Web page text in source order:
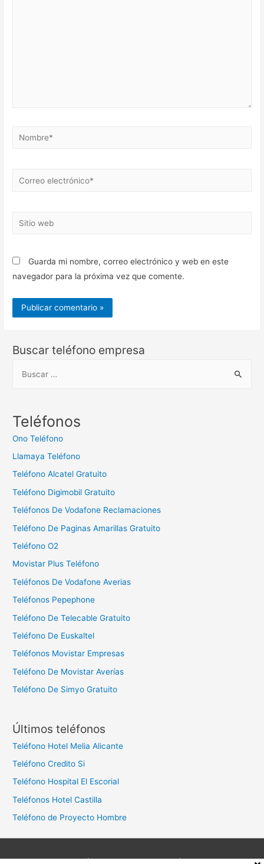
Nombre*
Correo
Sitio
Guarda mi nombre, correo electrónico y web en este
navegador para la próxima vez que comente.
Buscar teléfono empresa
c
:
Teléfonos
Ono Teléfono
Llamaya Teléfono
Teléfono Alcatel Gratuito
Teléfono Digimobil Gratuito
Teléfonos De Vodafone Reclamaciones
Teléfono De Paginas Amarillas Gratuito
Teléfono O2
Movistar Plus Teléfono
Teléfonos De Vodafone Averias
Teléfonos Pepephone
Teléfono De Telecable Gratuito
Teléfono De Euskaltel
Teléfonos Movistar Empresas
Teléfono De Movistar Averías
Teléfono De Simyo Gratuito
Últimos teléfonos
Teléfono Hotel Melia Alicante
Teléfono Credito Si
Teléfono Hospital El Escorial
Teléfonos Hotel Castilla
Teléfono de Proyecto Hombre
Aviso legal Política de privacidad Política de cookies